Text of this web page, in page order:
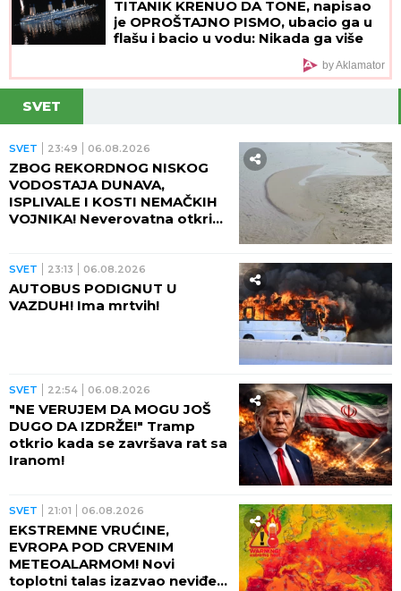
TITANIK KRENUO DA TONE, napisao
je OPROŠTAJNO PISMO, ubacio ga u
flašu i bacio u vodu: Nikada ga više
nisu videli, a kada je njegova majka
pročitala poruku - SRCE JOJ JEby Aklamator
SVET
SVET 23:49 06.08.2026
ZBOG REKORDNOG NISKOG
VODOSTAJA DUNAVA,
ISPLIVALE I KOSTI NEMAČKIH
VOJNIKA! Neverovatna otkrića
SVET 23:13 06.08.2026
AUTOBUS PODIGNUT U
VAZDUH! Ima mrtvih!
SVET 22:54 06.08.2026
"NE VERUJEM DA MOGU JOŠ
DUGO DA IZDRŽE!" Tramp
otkrio kada se završava rat sa
Iranom!
SVET 21:01 06.08.2026
EKSTREMNE VRUĆINE,
EVROPA POD CRVENIM
METEOALARMOM! Novi
toplotni talas izazvao neviđeni